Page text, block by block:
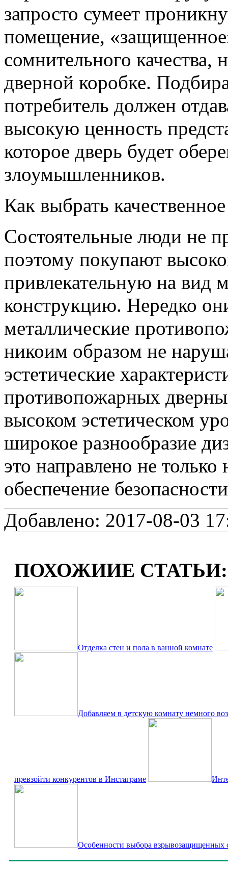
запросто сумеет
помещение,
сомнительного
дверной коробке.
потребитель должен
высокую ценность
которое дверь будет
злоумышленников.
Как выбрать
Состоятельные люди не
поэтому покупают
привлекательную на вид
конструкцию. Нередко
металлические
никоим образом не
эстетические
противопожарных
высоком эстетическом
широкое разнообразие
это направлено не только
обеспечение
Добавлено: 2017-08-03
ПОХОЖИИЕ СТАТЬИ:
Отделка стен и пола в ванной комнате
Добавляем в детскую комнату немного
превзойти конкурентов в Инстаграме
Особенности выбора взрывозащищенных